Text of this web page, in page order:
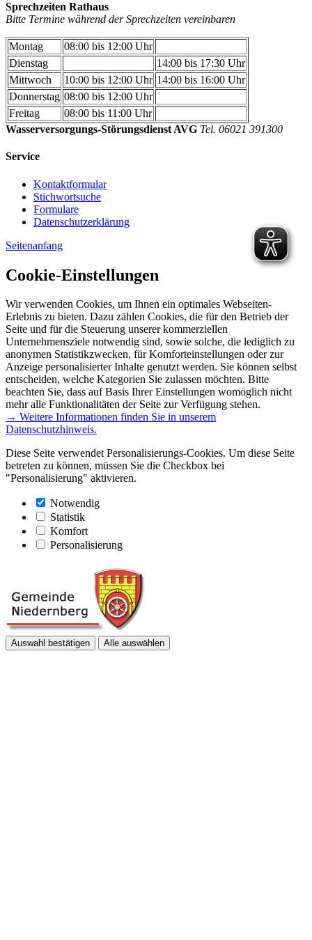
Sprechzeiten Rathaus
Bitte Termine während der Sprechzeiten vereinbaren
Montag
08:00 bis 12:00 Uhr
Dienstag
14:00 bis 17:30 Uhr
Mittwoch
10:00 bis 12:00 Uhr 14:00 bis 16:00 Uhr
Donnerstag 08:00 bis 12:00 Uhr
Freitag
08:00 bis 11:00 Uhr
Wasserversorgungs-Störungsdienst AVG Tel. 06021 391300
Service
Kontaktformular
Stichwortsuche
Formulare
Datenschutzerklärung
Seitenanfang
Cookie-Einstellungen
Wir verwenden Cookies, um Ihnen ein optimales Webseiten-
Erlebnis zu bieten. Dazu zählen Cookies, die für den Betrieb der
Seite und für die Steuerung unserer kommerziellen
Unternehmensziele notwendig sind, sowie solche, die lediglich zu
anonymen Statistikzwecken, für Komforteinstellungen oder zur
Anzeige personalisierter Inhalte genutzt werden. Sie können selbst
entscheiden, welche Kategorien Sie zulassen möchten. Bitte
beachten Sie, dass auf Basis Ihrer Einstellungen womöglich nicht
mehr alle Funktionalitäten der Seite zur Verfügung stehen.
→ Weitere Informationen finden Sie in unserem
Datenschutzhinweis.
Diese Seite verwendet Personalisierungs-Cookies. Um diese Seite
betreten zu können, müssen Sie die Checkbox bei
"Personalisierung" aktivieren.
Notwendig
Statistik
Komfort
Personalisierung
Auswahl bestätigen Alle auswählen